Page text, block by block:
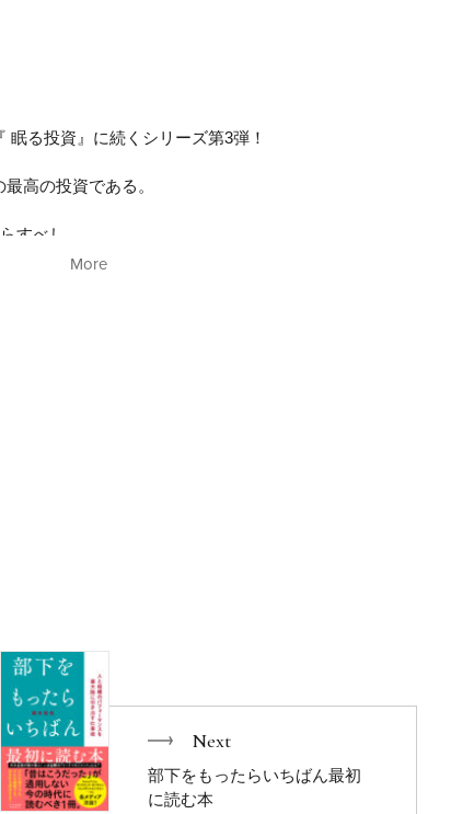
る投資』に続くシリーズ第3弾！
高の投資である。
すべし
かはあなた次第
てホント？
している職場も多いことでしょう。
に生産性を下げている大きな問題があります。それはビ
門医が視覚を刺激することで、脳がフルドライブする目
More
Next
部下をもったらいちばん最初
に読む本